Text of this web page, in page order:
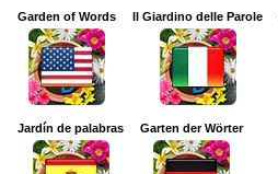
Garden of Words Il Giardino delle Parole
Jardín de palabras Garten der Wörter